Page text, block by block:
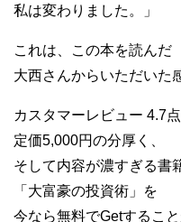
私は変わりました。」
これは、この本を読んだ
大西さんからいただいた
カスタマーレビュー 4.7点
定価5,000円の分厚く、
そして内容が濃すぎる書
「大富豪の投資術」を
今なら無料でGetすること